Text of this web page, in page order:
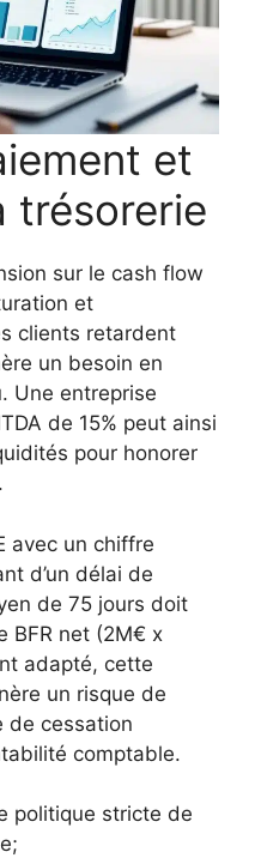
et
trésorerie
sur le cash flow
et
clients retardent
un besoin en
Une entreprise
de 15% peut ainsi
pour honorer
avec un chiffre
d’un délai de
de 75 jours doit
BFR net (2M€ x
adapté, cette
un risque de
de cessation
comptable.
politique stricte de